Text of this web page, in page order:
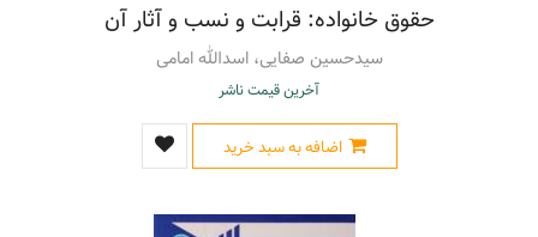
حقوق خانواده: قرابت و نسب و آثار آن
سیدحسین صفایی، اسدالله امامی
آخرین قیمت ناشر
اضافه به سبد خرید